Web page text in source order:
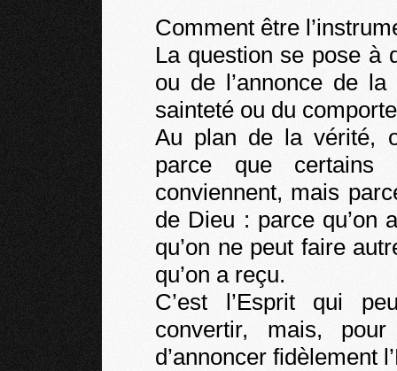
Comment être
La question se pose à
ou de l’annonce de
sainteté ou du
Au plan de la vérité,
parce que certains
conviennent, mais
de Dieu : parce qu’on
qu’on ne peut faire
qu’on a reçu.
C’est l’Esprit qui
convertir, mais,
d’annoncer fidèlement